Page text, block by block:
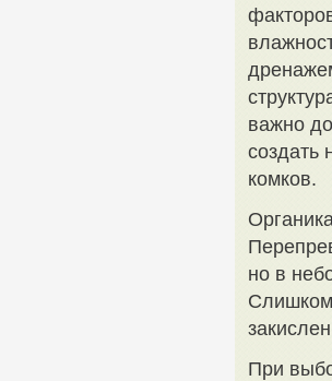
важно
создать
комков.
но в
Слишком
При